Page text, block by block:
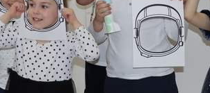
я даю согласие на обработку